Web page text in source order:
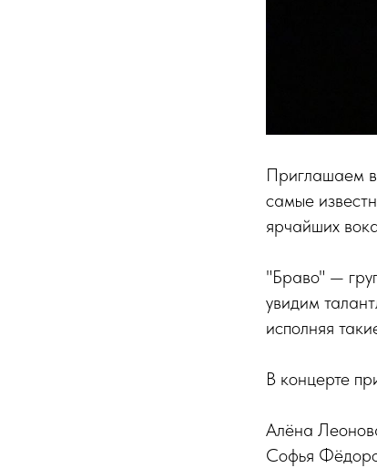
Приглашаем
самые
ярчайших
"Браво" —
увидим
исполняя
В концерте
Алëна
Софья